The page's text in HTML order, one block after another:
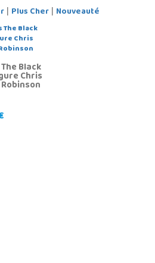
| Plus Cher| Nouveauté
Black
Chris